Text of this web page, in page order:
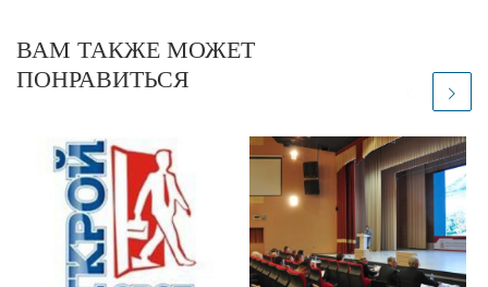
ВАМ ТАКЖЕ МОЖЕТ
ПОНРАВИТЬСЯ